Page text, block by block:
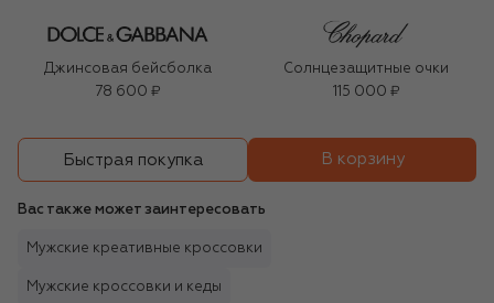
Джинсовая бейсболка
78 600 ₽
Солнцезащитные очки
115 000 ₽
Быстрая покупка В корзину
Вас также может заинтересовать
Мужские креативные кроссовки
Мужские кроссовки и кеды